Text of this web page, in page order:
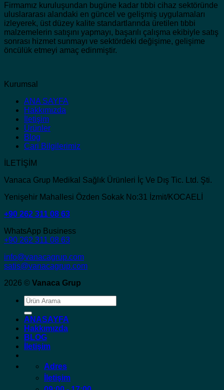
Firmamız kuruluşundan bugüne kadar tıbbi cihaz sektöründe
uluslararası alandaki en güncel ve gelişmiş uygulamaları
izleyerek, üst düzey kalite standartlarında üretilen tıbbi
malzemelerin satışını yapmayı, başarılı çalışma ekibiyle satış
sonrası hizmet sunmayı ve sektördeki değişime, gelişime
öncülük etmeyi amaç edinmiştir.
Kurumsal
ANA SAYFA
Hakkımızda
İletişim
Ürünler
Blog
Cari Bilgilerimiz
İLETİŞİM
Vanaca Grup Medikal Sağlık Ürünleri İç Ve Dış Tic. Ltd. Şti.
Yenişehir Mahallesi Özden Sokak No:31 İzmit/KOCAELİ
+90 262 311 08 63
WhatsApp Business
+90 262 311 08 63
info@vanacagrup.com
satis@vanacagrup.com
2026 © Vanaca Grup
Ara:
ANASAYFA
Hakkımızda
BLOG
İletişim
Adres
İletişim